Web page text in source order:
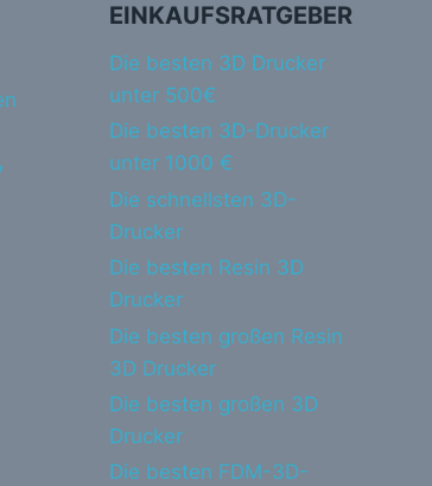
EINKAUFSRATGEBER
Die besten 3D Drucker
unter 500€
Die besten 3D-Drucker
unter 1000 €
Die schnellsten 3D-
Drucker
Die besten Resin 3D
Drucker
Die besten großen Resin
3D Drucker
Die besten großen 3D
Drucker
Die besten FDM-3D-